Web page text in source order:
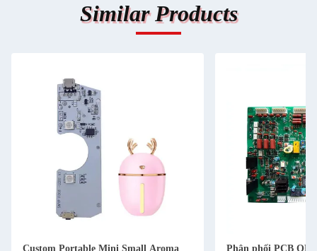
Similar Products
Custom Portable Mini Small Aroma
Phân phối PCB